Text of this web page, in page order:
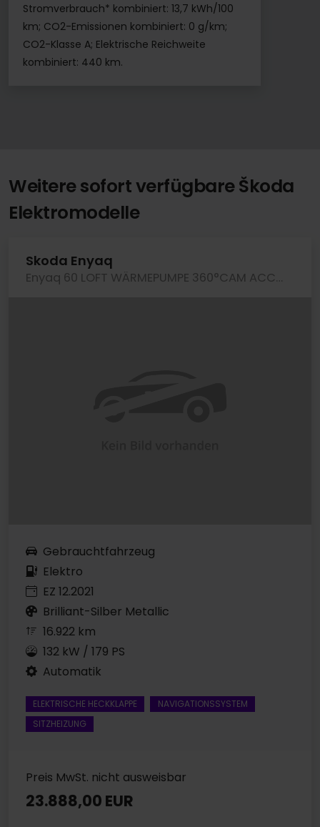
Stromverbrauch* kombiniert: 13,7 kWh/100
km; CO2-Emissionen kombiniert: 0 g/km;
CO2-Klasse A; Elektrische Reichweite
kombiniert: 440 km.
Weitere sofort verfügbare Škoda
Elektromodelle
Skoda Enyaq
Enyaq 60 LOFT WÄRMEPUMPE 360°CAM ACC LM19 MATRIX
Gebrauchtfahrzeug
Elektro
EZ 12.2021
Brilliant-Silber Metallic
16.922 km
132 kW / 179 PS
Automatik
ELEKTRISCHE HECKKLAPPE
NAVIGATIONSSYSTEM
SITZHEIZUNG
Preis MwSt. nicht ausweisbar
23.888,00 EUR